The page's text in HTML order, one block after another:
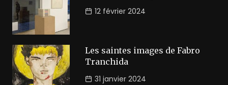
12 février 2024
Les saintes images de Fabro
Tranchida
31 janvier 2024